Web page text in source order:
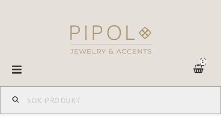
0
Toggle
navigation